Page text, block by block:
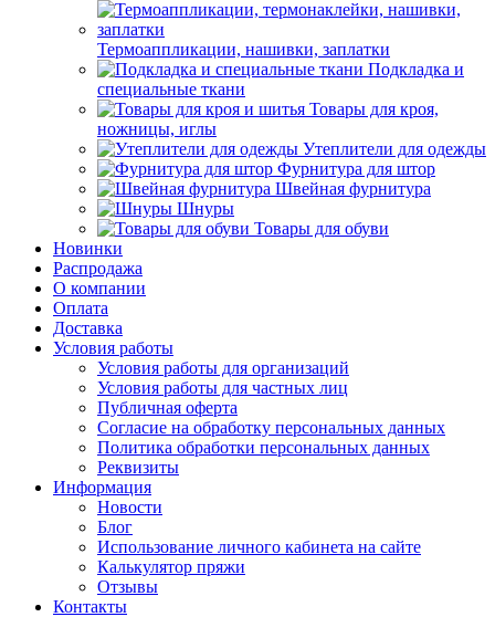
Термоаппликации, нашивки, заплатки
Подкладка и
специальные ткани
Товары для кроя,
ножницы, иглы
Утеплители для одежды
Фурнитура для штор
Швейная фурнитура
Шнуры
Товары для обуви
Новинки
Распродажа
О компании
Оплата
Доставка
Условия работы
Условия работы для организаций
Условия работы для частных лиц
Публичная оферта
Согласие на обработку персональных данных
Политика обработки персональных данных
Реквизиты
Информация
Новости
Блог
Использование личного кабинета на сайте
Калькулятор пряжи
Отзывы
Контакты